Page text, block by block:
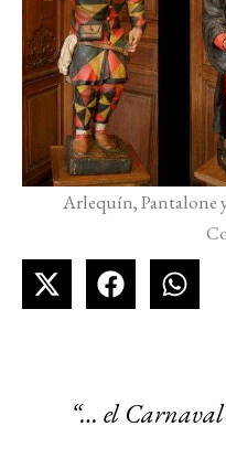
Arlequín, Pantalone
“… el